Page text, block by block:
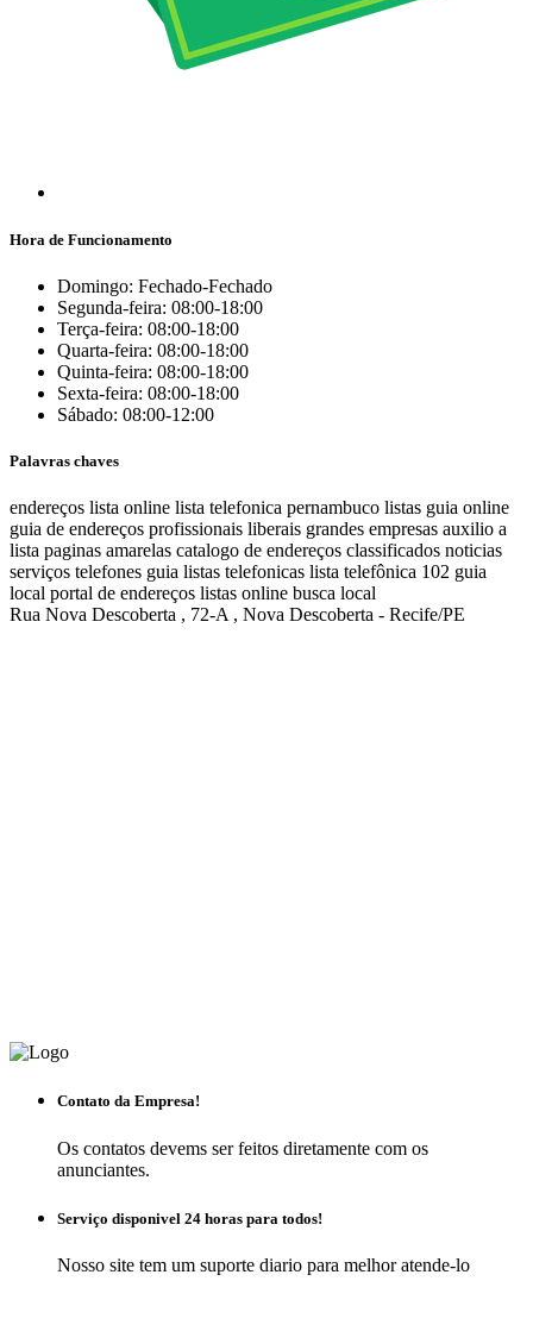
Hora de Funcionamento
Domingo: Fechado-Fechado
Segunda-feira: 08:00-18:00
Terça-feira: 08:00-18:00
Quarta-feira: 08:00-18:00
Quinta-feira: 08:00-18:00
Sexta-feira: 08:00-18:00
Sábado: 08:00-12:00
Palavras chaves
endereços lista online lista telefonica pernambuco listas guia online
guia de endereços profissionais liberais grandes empresas auxilio a
lista paginas amarelas catalogo de endereços classificados noticias
serviços telefones guia listas telefonicas lista telefônica 102 guia
local portal de endereços listas online busca local
Rua Nova Descoberta , 72-A , Nova Descoberta - Recife/PE
Contato da Empresa!
Os contatos devems ser feitos diretamente com os
anunciantes.
Serviço disponivel 24 horas para todos!
Nosso site tem um suporte diario para melhor atende-lo